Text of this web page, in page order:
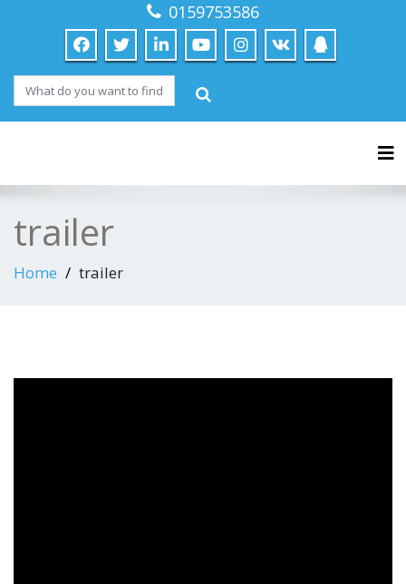
0159753586
trailer
Home trailer